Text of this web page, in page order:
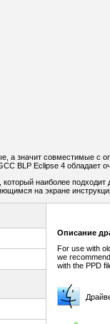
а значит совместимые с
BLP Eclipse 4 обладает
наиболее
на экране
Описание
For use with
we
with the PPD